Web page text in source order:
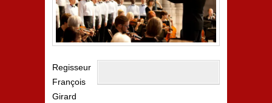
Regisseur
François
Girard